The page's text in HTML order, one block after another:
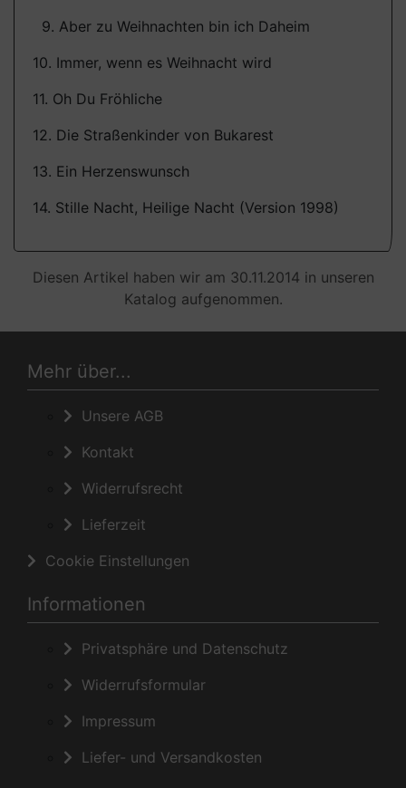
9. Aber zu Weihnachten bin ich Daheim
10. Immer, wenn es Weihnacht wird
11. Oh Du Fröhliche
12. Die Straßenkinder von Bukarest
13. Ein Herzenswunsch
14. Stille Nacht, Heilige Nacht (Version 1998)
Diesen Artikel haben wir am 30.11.2014 in unseren
Katalog aufgenommen.
Mehr über...
Unsere AGB
Kontakt
Widerrufsrecht
Lieferzeit
Cookie Einstellungen
Informationen
Privatsphäre und Datenschutz
Widerrufsformular
Impressum
Liefer- und Versandkosten